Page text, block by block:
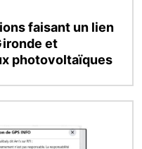
faisant un lien
et
photovoltaïques